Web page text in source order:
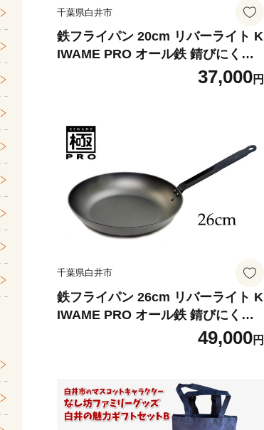
千葉県白井市
鉄フライパン 20cm リバーライト K
IWAME PRO オール鉄 錆びにくい
焦げ付きにくい お手入れ簡単 フラ
イパン 鍋 調理器具 キッチン用品
37,000円
千葉県白井市
鉄フライパン 26cm リバーライト K
IWAME PRO オール鉄 錆びにくい
焦げ付きにくい お手入れ簡単
49,000円